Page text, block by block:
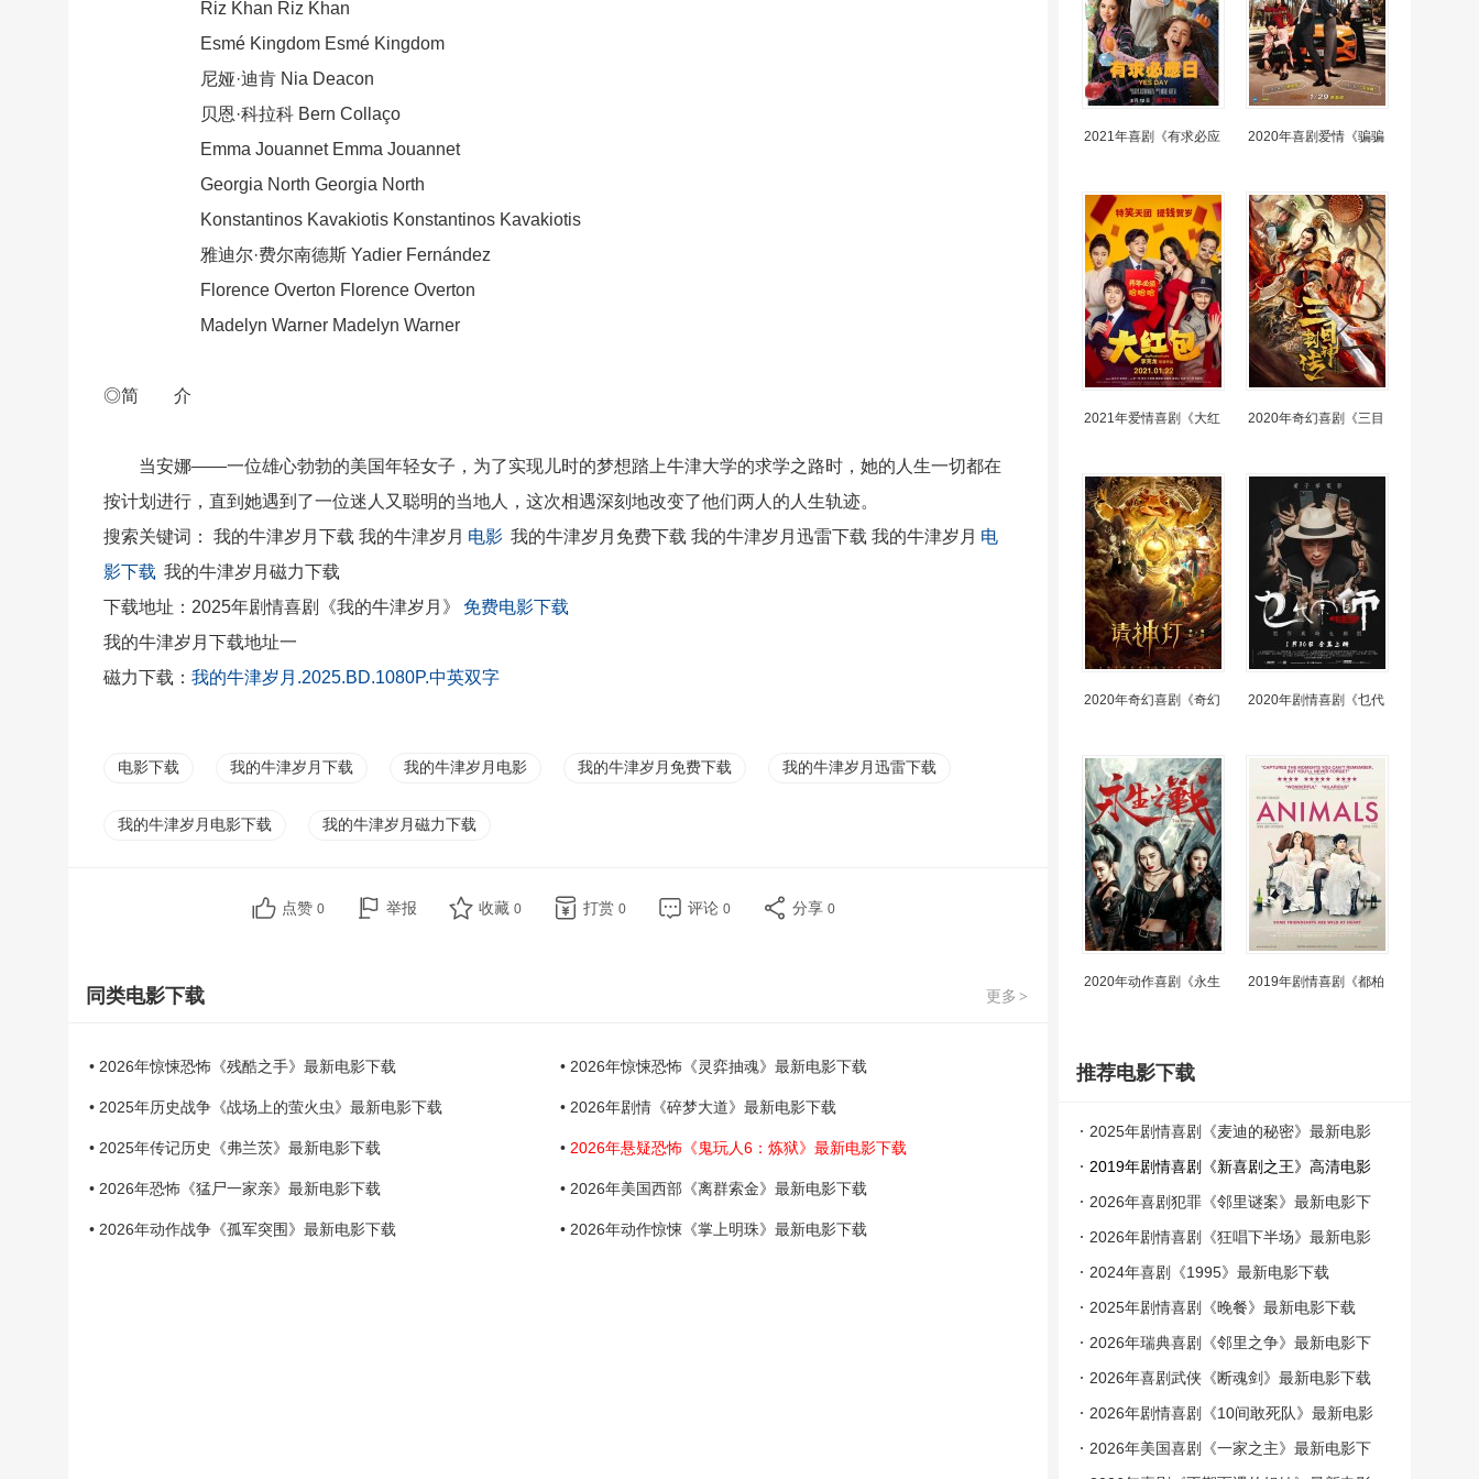
Riz Khan Riz Khan
Esmé Kingdom Esmé Kingdom
尼娅·迪肯 Nia Deacon
贝恩·科拉科 Bern Collaço
Emma Jouannet Emma Jouannet
Georgia North Georgia North
Konstantinos Kavakiotis Konstantinos Kavakiotis
雅迪尔·费尔南德斯 Yadier Fernández
Florence Overton Florence Overton
Madelyn Warner Madelyn Warner
◎简 介
当安娜——一位雄心勃勃的美国年轻女子，为了实现儿时的梦想踏上牛津大学的求学之路时，她的人生一切都在
按计划进行，直到她遇到了一位迷人又聪明的当地人，这次相遇深刻地改变了他们两人的人生轨迹。
搜索关键词： 我的牛津岁月下载 我的牛津岁月 电影 我的牛津岁月免费下载 我的牛津岁月迅雷下载 我的牛津岁月 电
影下载 我的牛津岁月磁力下载
下载地址：2025年剧情喜剧《我的牛津岁月》
免费电影下载
我的牛津岁月下载地址一
磁力下载： 我的牛津岁月.2025.BD.1080P.中英双字
电影下载 我的牛津岁月下载 我的牛津岁月电影 我的牛津岁月免费下载 我的牛津岁月迅雷下载
我的牛津岁月电影下载 我的牛津岁月磁力下载
点赞 0 举报 收藏 0 打赏 0 评论 0 分享 0
更多 >
同类电影下载
• 2026年惊悚恐怖《残酷之手》最新电影下载 • 2026年惊悚恐怖《灵弈抽魂》最新电影下载
• 2025年历史战争《战场上的萤火虫》最新电影下载 • 2026年剧情《碎梦大道》最新电影下载
• 2025年传记历史《弗兰茨》最新电影下载 • 2026年悬疑恐怖《鬼玩人6：炼狱》最新电影下载
• 2026年恐怖《猛尸一家亲》最新电影下载 • 2026年美国西部《离群索金》最新电影下载
• 2026年动作战争《孤军突围》最新电影下载 • 2026年动作惊悚《掌上明珠》最新电影下载
2021年喜剧《有求必应 2020年喜剧爱情《骗骗
2021年爱情喜剧《大红 2020年奇幻喜剧《三目
2020年奇幻喜剧《奇幻 2020年剧情喜剧《乜代
2020年动作喜剧《永生 2019年剧情喜剧《都柏
推荐电影下载
2025年剧情喜剧《麦迪的秘密》最新电影
下载
2019年剧情喜剧《新喜剧之王》高清电影
下载
2026年喜剧犯罪《邻里谜案》最新电影下
载
2026年剧情喜剧《狂唱下半场》最新电影
下载
2024年喜剧《1995》最新电影下载
2025年剧情喜剧《晚餐》最新电影下载
2026年瑞典喜剧《邻里之争》最新电影下
载
2026年喜剧武侠《断魂剑》最新电影下载
2026年剧情喜剧《10间敢死队》最新电影
下载
2026年美国喜剧《一家之主》最新电影下